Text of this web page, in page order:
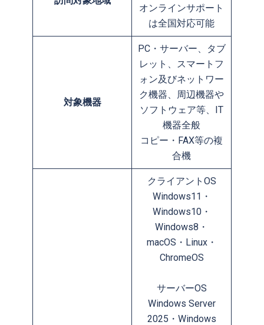
オンラインサポート
は全国対応可能
対象機器
PC・サーバー、タブ
レット、スマートフ
ォン及びネットワー
ク機器、周辺機器や
ソフトウェア等、IT
機器全般
コピー・FAX等の複
合機
クライアントOS
Windows11・
Windows10・
Windows8・
macOS・Linux・
ChromeOS
サーバーOS
Windows Server
2025・Windows